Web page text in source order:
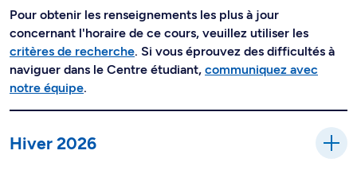
Pour obtenir les renseignements les plus à jour
concernant l'horaire de ce cours, veuillez utiliser les
critères de recherche. Si vous éprouvez des difficultés à
naviguer dans le Centre étudiant, communiquez avec
notre équipe.
Hiver 2026